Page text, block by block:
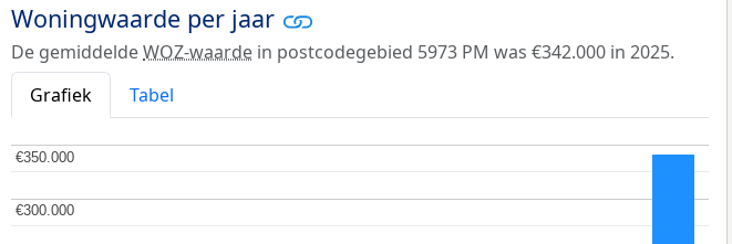
Woningwaarde per jaar
De gemiddeldeWOZ-waarde in postcodegebied 5973 PM was €342.000 in 2025.
Grafiek
Tabel
€300.000
€300.000
€350.000
€350.000